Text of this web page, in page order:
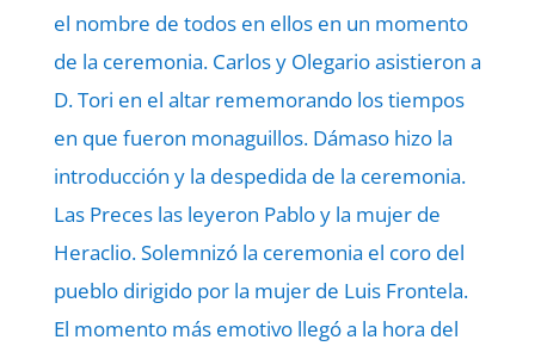
el nombre de todos en ellos en un momento
de la ceremonia. Carlos y Olegario asistieron a
D. Tori en el altar rememorando los tiempos
en que fueron monaguillos. Dámaso hizo la
introducción y la despedida de la ceremonia.
Las Preces las leyeron Pablo y la mujer de
Heraclio. Solemnizó la ceremonia el coro del
pueblo dirigido por la mujer de Luis Frontela.
El momento más emotivo llegó a la hora del